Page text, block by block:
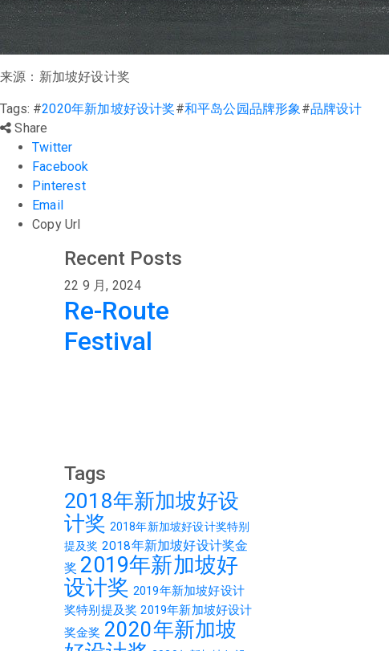
来源：新加坡好设计奖
Tags: #2020年新加坡好设计奖#和平岛公园品牌形象#品牌设计
Share
Twitter
Facebook
Pinterest
Email
Copy Url
Recent Posts
22 9 月, 2024
Re-Route
Festival
Tags
2018年新加坡好设
计奖 2018年新加坡好设计奖特别
提及奖 2018年新加坡好设计奖金
奖 2019年新加坡好
设计奖 2019年新加坡好设计
奖特别提及奖 2019年新加坡好设计
奖金奖 2020年新加坡